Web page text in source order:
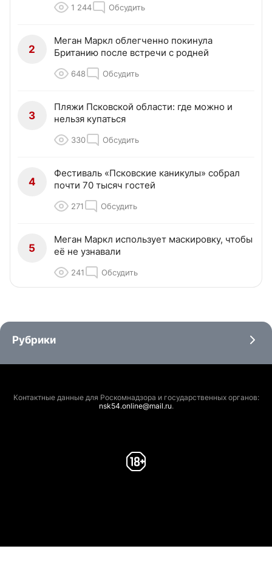
1 244 Обсудить
2
Меган Маркл облегченно покинула
Британию после встречи с родней
648 Обсудить
3
Пляжи Псковской области: где можно и
нельзя купаться
330 Обсудить
4
Фестиваль «Псковские каникулы» собрал
почти 70 тысяч гостей
271 Обсудить
5
Меган Маркл использует маскировку, чтобы
её не узнавали
241 Обсудить
Рубрики
Контактные данные для Роскомнадзора и государственных органов:
nsk54.online@mail.ru.